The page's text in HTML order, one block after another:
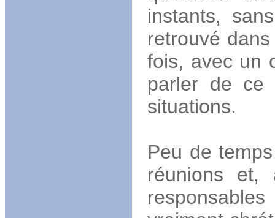
instants,
retrouvé
fois, avec un
parler de ce
situations.
Peu de
réunions et,